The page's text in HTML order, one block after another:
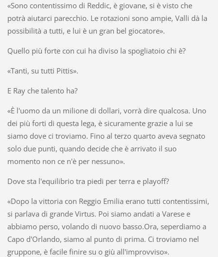
«Sono contentissimo di Reddic, è giovane, si è visto che
potrà aiutarci parecchio. Le rotazioni sono ampie, Valli dà la
possibilità a tutti, e lui è un gran bel giocatore».
Quello più forte con cui ha diviso la spogliatoio chi è?
«Tanti, su tutti Pittis».
E Ray che talento ha?
«È l'uomo da un milione di dollari, vorrà dire qualcosa. Uno
dei più forti di questa lega, è sicuramente grazie a lui se
siamo dove ci troviamo. Fino al terzo quarto aveva segnato
solo due punti, quando decide che è arrivato il suo
momento non ce n'è per nessuno».
Dove sta l'equilibrio tra piedi per terra e playoff?
«Dopo la vittoria con Reggio Emilia erano tutti contentissimi,
si parlava di grande Virtus. Poi siamo andati a Varese e
abbiamo perso, volando di nuovo basso.Ora, seperdiamo a
Capo d'Orlando, siamo al punto di prima. Ci troviamo nel
gruppone, è facile finire su o giù all'improvviso».